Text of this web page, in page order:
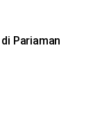
Pariaman